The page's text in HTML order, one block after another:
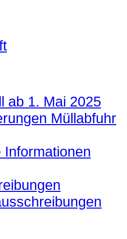
ab 1. Mai 2025
Müllabfuhr
Informationen